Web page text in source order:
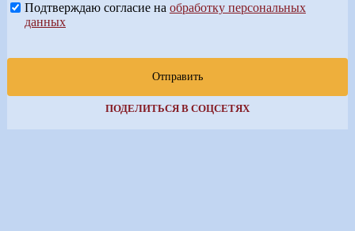
Подтверждаю согласие на обработку персональных
данных
Отправить
ПОДЕЛИТЬСЯ В СОЦСЕТЯХ